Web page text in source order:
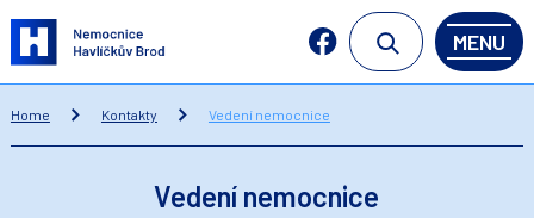
MENU
Home Kontakty Vedení nemocnice
Vedení nemocnice